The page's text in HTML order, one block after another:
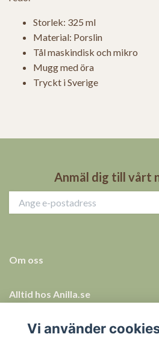
Storlek: 325 ml
Material: Porslin
Tål maskindisk och mikro
Mugg med öra
Tryckt i Sverige
Anmäl dig till vårt
Om oss
Alltid hos Anilla.se
Allt för ett tryggt köp
Vi använder